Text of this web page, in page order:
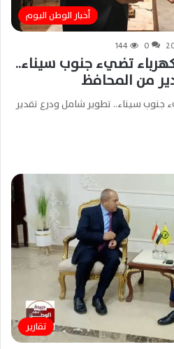
أخبار الوطن اليوم
0
144
تضيء جنوب سيناء..
من المحافظ
جنوب سيناء.. تطوير شامل ودرع تقدير
تقارير